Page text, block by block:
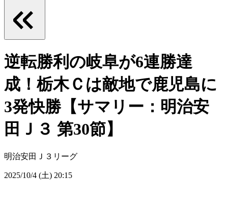
逆転勝利の岐阜が6連勝達
成！栃木Ｃは敵地で鹿児島に
3発快勝【サマリー：明治安
田Ｊ３ 第30節】
明治安田Ｊ３リーグ
2025/10/4 (土) 20:15